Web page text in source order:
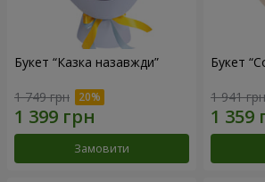
Букет “Казка назавжди”
1 749 грн
Замовити
Букет
1 941 грн